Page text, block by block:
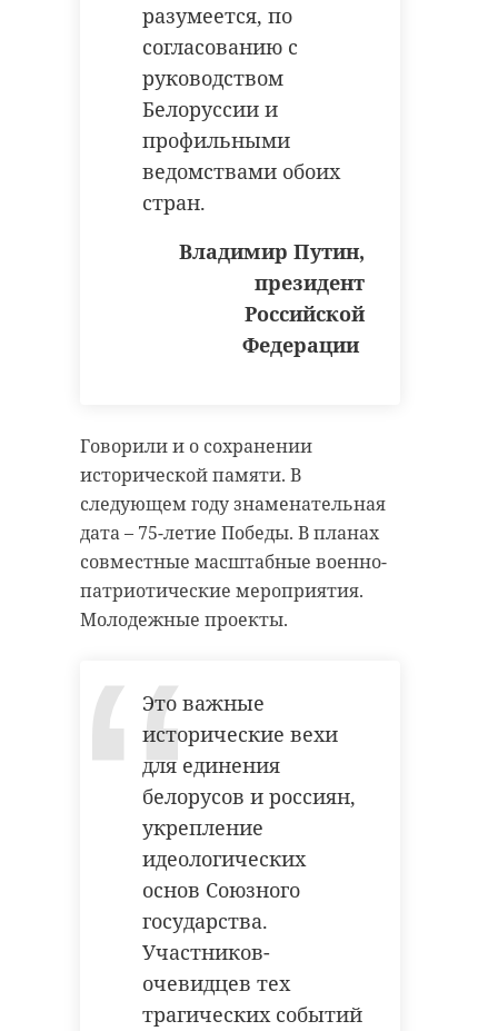
разумеется, по
согласованию с
руководством
Белоруссии и
профильными
ведомствами обоих
стран.
Владимир Путин,
президент
Российской
Федерации
Говорили и о сохранении
исторической памяти. В
следующем году знаменательная
дата – 75-летие Победы. В планах
совместные масштабные военно-
патриотические мероприятия.
Молодежные проекты.
Это важные
исторические вехи
для единения
белорусов и россиян,
укрепление
идеологических
основ Союзного
государства.
Участников-
очевидцев тех
трагических событий